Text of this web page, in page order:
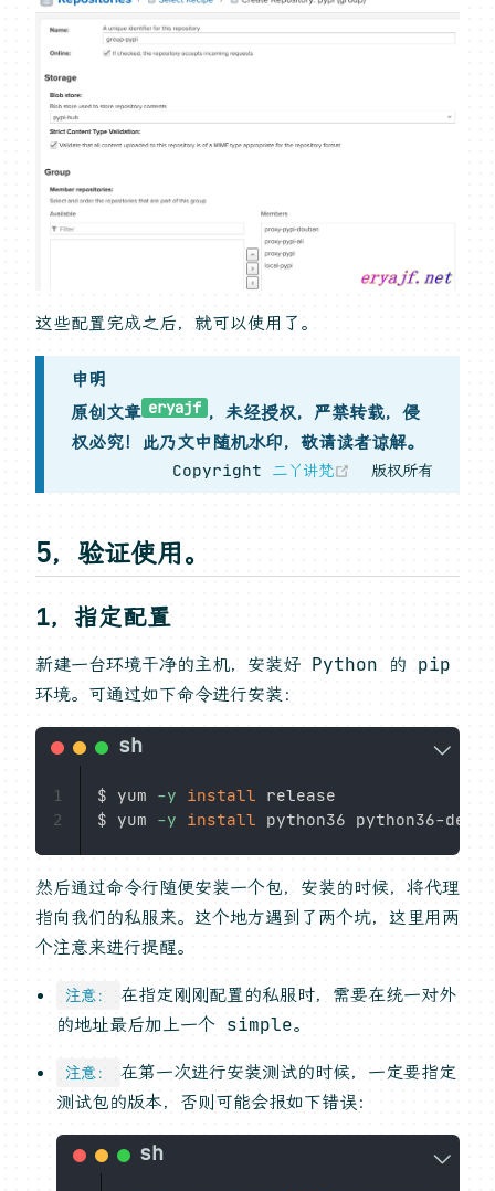
这些配置完成之后，就可以使用了。
申明
原创文章 eryajf ，未经授权，严禁转载，侵
权必究！此乃文中随机水印，敬请读者谅解。
Copyright 二丫讲梵 (opens new
版权所有
5，验证使用。
1，指定配置
新建一台环境干净的主机，安装好 Python 的 pip
环境。可通过如下命令进行安装：
$ yum -y install release
$ yum -y install
1
2
然后通过命令行随便安装一个包，安装的时候，将代理
指向我们的私服来。这个地方遇到了两个坑，这里用两
个注意来进行提醒。
注意：
在指定刚刚配置的私服时，需要在统一对外
的地址最后加上一个 simple。
注意：
在第一次进行安装测试的时候，一定要指定
测试包的版本，否则可能会报如下错误：